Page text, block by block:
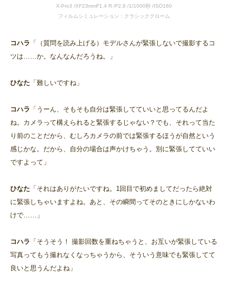
X-Pro3 /XF23mmF1.4 R /F2.8 /1/1000秒 /ISO160
フィルムシミュレーション：クラシッククローム
コハラ 「（質問を読み上げる）モデルさんが緊張しないで撮影するコ
ツは……か。なんなんだろうね。」
ひなた 「難しいですね」
コハラ 「うーん、そもそも自分は緊張してていいと思ってるんだよ
ね。カメラって構えられると緊張するじゃない？でも、それって当た
り前のことだから、むしろカメラの前では緊張するほうが自然という
感じかな。だから、自分の場合は声かけちゃう。別に緊張してていい
ですよって」
ひなた 「それはありがたいですね。1回目で初めましてだったら絶対
に緊張しちゃいますよね。あと、その瞬間ってそのときにしかないわ
けで……」
コハラ 「そうそう！ 撮影回数を重ねちゃうと、お互いが緊張している
写真ってもう撮れなくなっちゃうから、そういう意味でも緊張してて
良いと思うんだよね」